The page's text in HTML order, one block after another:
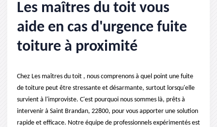
Les maîtres du toit vous
aide en cas d'urgence fuite
toiture à proximité
Chez Les maîtres du toit , nous comprenons à quel point une fuite
de toiture peut être stressante et désarmante, surtout lorsqu'elle
survient à l'improviste. C'est pourquoi nous sommes là, prêts à
intervenir à Saint Brandan, 22800, pour vous apporter une solution
rapide et efficace. Notre équipe de professionnels expérimentés est